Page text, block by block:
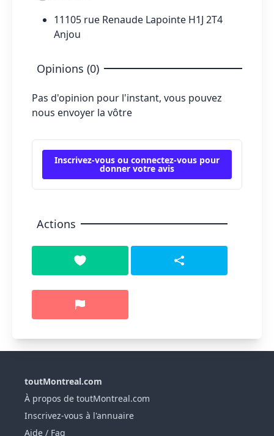
11105 rue Renaude Lapointe H1J 2T4
Anjou
Opinions (0)
Pas d'opinion pour l'instant, vous pouvez
nous envoyer la vôtre
Inscrivez-vous ou connectez-vous pour
donner votre avis
Actions
toutMontreal.com
À propos de toutMontreal.com
Inscrivez-vous à l'annuaire
Aide / Faq